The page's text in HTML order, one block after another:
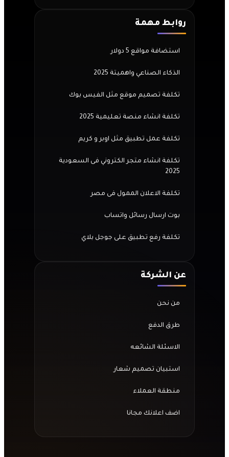
روابط مهمة
استضافة مواقع 5 دولار
الذكاء الصناعي واهميتة 2025
تكلفة تصميم موقع مثل الفيس بوك
تكلفة انشاء منصة تعليمية 2025
تكلفة عمل تطبيق مثل اوبر و كريم
تكلفة انشاء متجر الكتروني فى السعودية
2025
تكلفة الاعلان الممول فى مصر
بوت ارسال رسائل واتساب
تكلفة رفع تطبيق على جوجل بلاي
عن الشركة
من نحن
طرق الدفع
الاسئلة الشائعه
استبيان تصميم شعار
منطقة العملاء
اضف اعلانك مجانا